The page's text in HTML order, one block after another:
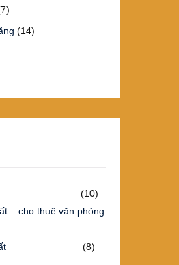
(14)
(10)
– cho thuê văn phòng
(8)